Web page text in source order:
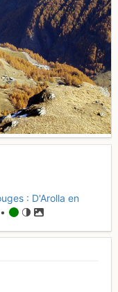
: D'Arolla en